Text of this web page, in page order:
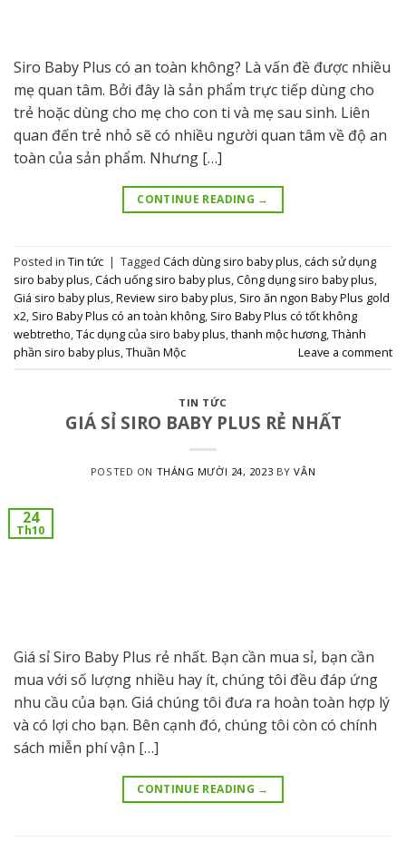
Siro Baby Plus có an toàn không? Là vấn đề được nhiều
mẹ quan tâm. Bởi đây là sản phẩm trực tiếp dùng cho
trẻ hoặc dùng cho mẹ cho con ti và mẹ sau sinh. Liên
quan đến trẻ nhỏ sẽ có nhiều người quan tâm về độ an
toàn của sản phẩm. Nhưng […]
CONTINUE READING →
Posted in Tin tức | Tagged Cách dùng siro baby plus,cách sử dụng
siro baby plus,Cách uống siro baby plus,Công dụng siro baby plus,
Giá siro baby plus,Review siro baby plus, Siro ăn ngon Baby Plus gold
x2, Siro Baby Plus có an toàn không, Siro Baby Plus có tốt không
webtretho,Tác dụng của siro baby plus,thanh mộc hương,Thành
phần siro baby plus,Thuần Mộc Leave a comment
TIN TỨC
GIÁ SỈ SIRO BABY PLUS RẺ NHẤT
POSTED ON THÁNG MƯỜI 24, 2023 BYVÂN
24
Th10
Giá sỉ Siro Baby Plus rẻ nhất. Bạn cần mua sỉ, bạn cần
mua với số lượng nhiều hay ít, chúng tôi đều đáp ứng
nhu cầu của bạn. Giá chúng tôi đưa ra hoàn toàn hợp lý
và có lợi cho bạn. Bên cạnh đó, chúng tôi còn có chính
sách miễn phí vận […]
CONTINUE READING →